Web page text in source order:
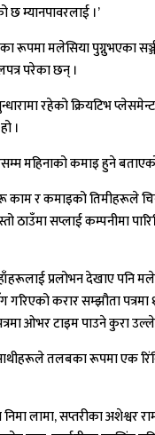
छ म्यानपावरलाई ।’
रूपमा मलेसिया पुग्नुभएका
परेका छन् ।
रहेको क्रियटिभ
।
महिनाको कमाइ हुने
काम र कमाइको तिमीहरूले
ठाउँमा सप्लाई कम्पनीमा
प्रलोभन देखाए पनि
करार सम्झौता
ओभर टाइम पाउने कुरा
तलबका रूपमा एक
लामा, सप्तरीका अशेश्वर